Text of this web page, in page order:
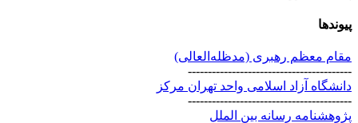
پیوندها
مقام معظم رهبری (مد‌ظله‌العالی)
-----------------------------------------
دانشگاه آزاد اسلامی واحد تهران مرکز
-----------------------------------------
پژوهشنامه رسانه بین الملل